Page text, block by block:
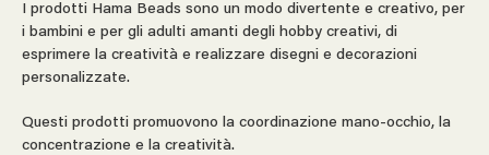
I prodotti Hama Beads sono un modo divertente e creativo, per
i bambini e per gli adulti amanti degli hobby creativi, di
esprimere la creatività e realizzare disegni e decorazioni
personalizzate.
Questi prodotti promuovono la coordinazione mano-occhio, la
concentrazione e la creatività.